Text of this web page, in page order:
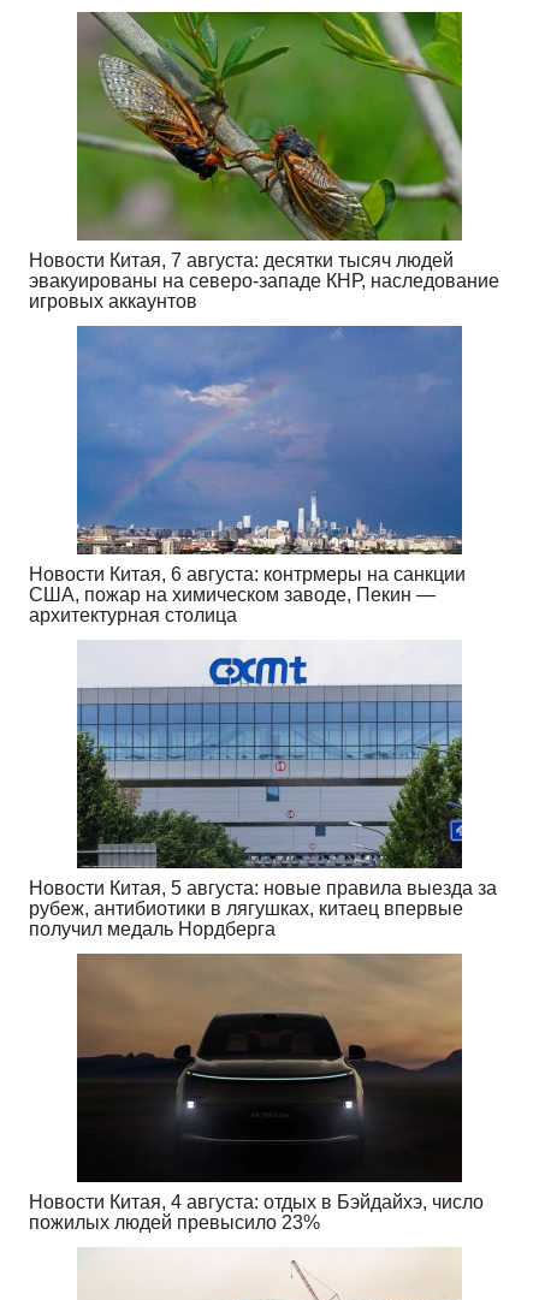
Новости Китая, 7 августа: десятки тысяч людей
эвакуированы на северо-западе КНР, наследование
игровых аккаунтов
Новости Китая, 6 августа: контрмеры на санкции
США, пожар на химическом заводе, Пекин —
архитектурная столица
Новости Китая, 5 августа: новые правила выезда за
рубеж, антибиотики в лягушках, китаец впервые
получил медаль Нордберга
Новости Китая, 4 августа: отдых в Бэйдайхэ, число
пожилых людей превысило 23%